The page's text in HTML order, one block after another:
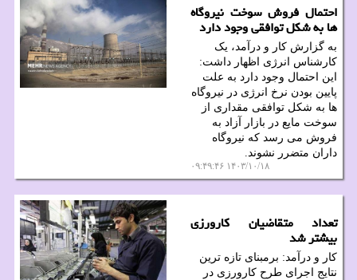
احتمال فروش سوخت نیروگاه
ها به شکل توافقی وجود دارد
به گزارش کار و درآمد، یک
کارشناس انرژی اظهار داشت:
این احتمال وجود دارد به علت
پایین بودن نرخ انرژی در نیروگاه
ها به شکل توافقی مقداری از
سوخت مایع در بازار آزاد به
فروش می رسد که نیروگاه
داران متضرر نشوند.
۱۴۰۳/۱۰/۱۸ ۰۹:۴۹:۴۶
تعداد متقاضیان کارورزی
بیشتر شد
کار و درآمد: برمبنای تازه ترین
نتایج اجرای طرح کارورزی در